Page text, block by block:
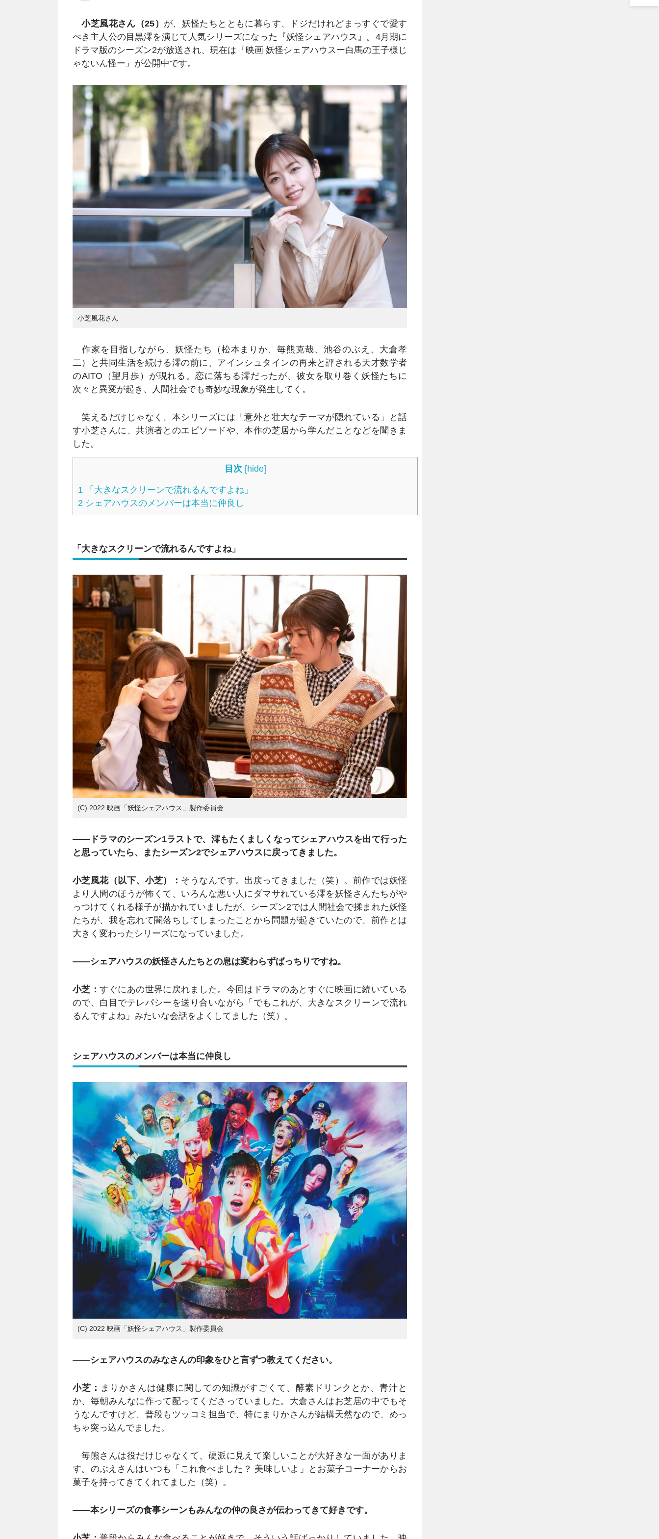
小芝風花さん（25） が、妖怪たちとともに暮らす、ドジだけれどまっすぐで愛す
べき主人公の目黒澪を演じて人気シリーズになった『妖怪シェアハウス』。4月期に
ドラマ版のシーズン2が放送され、現在は『映画 妖怪シェアハウスー白馬の王子様じ
ゃないん怪ー』が公開中です。
小芝風花さん
作家を目指しながら、妖怪たち（松本まりか、毎熊克哉、池谷のぶえ、大倉孝
二）と共同生活を続ける澪の前に、アインシュタインの再来と評される天才数学者
のAITO（望月歩）が現れる。恋に落ちる澪だったが、彼女を取り巻く妖怪たちに
次々と異変が起き、人間社会でも奇妙な現象が発生してく。
笑えるだけじゃなく、本シリーズには「意外と壮大なテーマが隠れている」と話
す小芝さんに、共演者とのエピソードや、本作の芝居から学んだことなどを聞きま
した。
目次 [hide]
1 「大きなスクリーンで流れるんですよね」
2 シェアハウスのメンバーは本当に仲良し
「大きなスクリーンで流れるんですよね」
(C) 2022 映画「妖怪シェアハウス」製作委員会
――ドラマのシーズン1ラストで、澪もたくましくなってシェアハウスを出て行った
と思っていたら、またシーズン2でシェアハウスに戻ってきました。
小芝風花（以下、小芝）： そうなんです。出戻ってきました（笑）。前作では妖怪
より人間のほうが怖くて、いろんな悪い人にダマサれている澪を妖怪さんたちがや
っつけてくれる様子が描かれていましたが、シーズン2では人間社会で揉まれた妖怪
たちが、我を忘れて闇落ちしてしまったことから問題が起きていたので、前作とは
大きく変わったシリーズになっていました。
――シェアハウスの妖怪さんたちとの息は変わらずばっちりですね。
小芝：すぐにあの世界に戻れました。今回はドラマのあとすぐに映画に続いている
ので、白目でテレパシーを送り合いながら「でもこれが、大きなスクリーンで流れ
るんですよね」みたいな会話をよくしてました（笑）。
シェアハウスのメンバーは本当に仲良し
(C) 2022 映画「妖怪シェアハウス」製作委員会
――シェアハウスのみなさんの印象をひと言ずつ教えてください。
小芝： まりかさんは健康に関しての知識がすごくて、酵素ドリンクとか、青汁と
か、毎朝みんなに作って配ってくださっていました。大倉さんはお芝居の中でもそ
うなんですけど、普段もツッコミ担当で、特にまりかさんが結構天然なので、めっ
ちゃ突っ込んでました。
毎熊さんは役だけじゃなくて、硬派に見えて楽しいことが大好きな一面がありま
す。のぶえさんはいつも「これ食べました？ 美味しいよ」とお菓子コーナーからお
菓子を持ってきてくれてました（笑）。
――本シリーズの食事シーンもみんなの仲の良さが伝わってきて好きです。